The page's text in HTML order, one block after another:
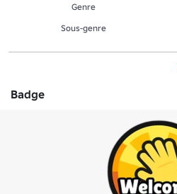
Genre
Sous-genre
Badge